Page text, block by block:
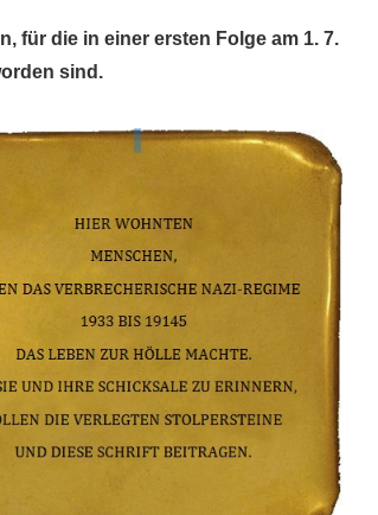
für die in einer ersten Folge am 1. 7.
sind.